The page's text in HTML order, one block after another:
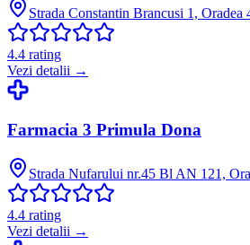
Strada Constantin Brancusi 1, Oradea
4.4 rating
Vezi detalii →
Farmacia 3 Primula Dona
Strada Nufarului nr.45 Bl AN 121,
4.4 rating
Vezi detalii →